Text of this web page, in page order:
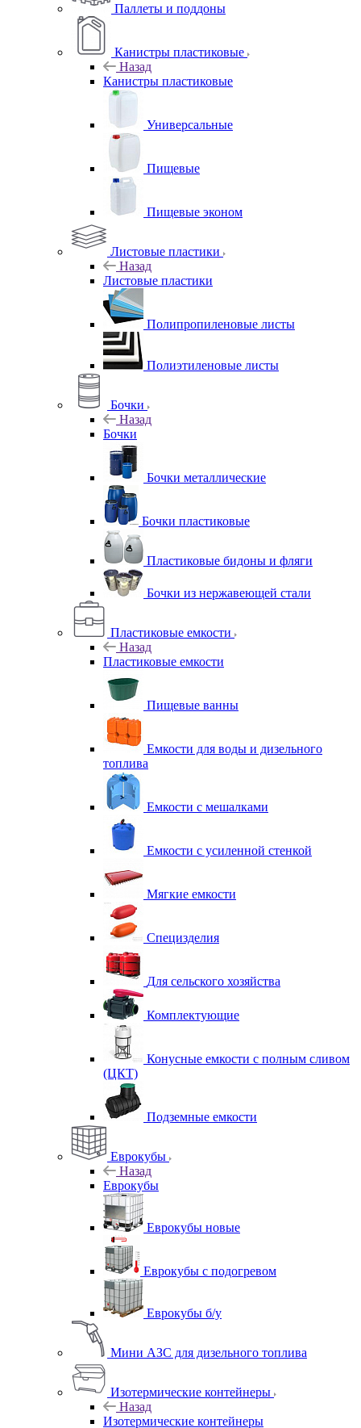
Паллеты и поддоны
Канистры пластиковые
Назад
Канистры пластиковые
Универсальные
Пищевые
Пищевые эконом
Листовые пластики
Назад
Листовые пластики
Полипропиленовые листы
Полиэтиленовые листы
Бочки
Назад
Бочки
Бочки металлические
Бочки пластиковые
Пластиковые бидоны и фляги
Бочки из нержавеющей стали
Пластиковые емкости
Назад
Пластиковые емкости
Пищевые ванны
Емкости для воды и дизельного
топлива
Емкости с мешалками
Емкости с усиленной стенкой
Мягкие емкости
Специзделия
Для сельского хозяйства
Комплектующие
Конусные емкости с полным сливом
(ЦКТ)
Подземные емкости
Еврокубы
Назад
Еврокубы
Еврокубы новые
Еврокубы с подогревом
Еврокубы б/у
Мини АЗС для дизельного топлива
Изотермические контейнеры
Назад
Изотермические контейнеры